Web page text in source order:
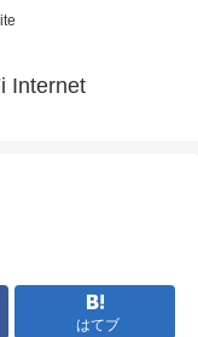
Internet
はてブ